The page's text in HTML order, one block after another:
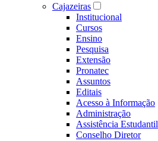
Cajazeiras
Institucional
Cursos
Ensino
Pesquisa
Extensão
Pronatec
Assuntos
Editais
Acesso à Informação
Administração
Assistência Estudantil
Conselho Diretor